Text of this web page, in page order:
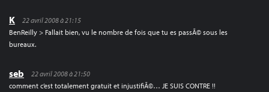
K
22 avril 2008 à 21:15
BenReilly > Fallait bien, vu le nombre de fois que tu es passÃ© sous les
bureaux.
seb
22 avril 2008 à 21:50
comment c’est totalement gratuit et injustifiÃ©… JE SUIS CONTRE !!